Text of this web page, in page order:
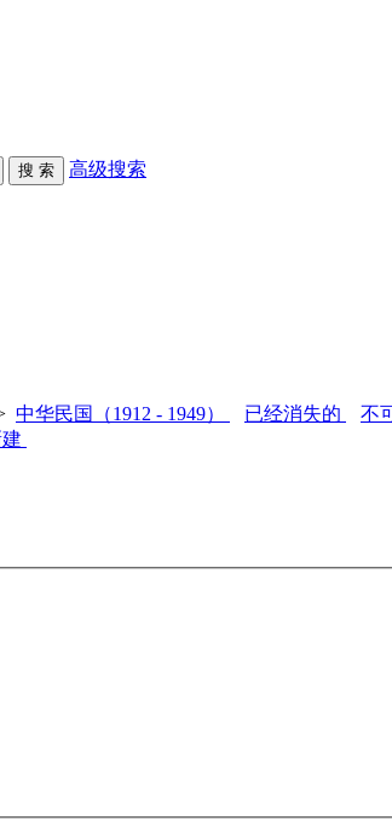
高级搜索
中华民国（1912 - 1949） 已经消失的 不